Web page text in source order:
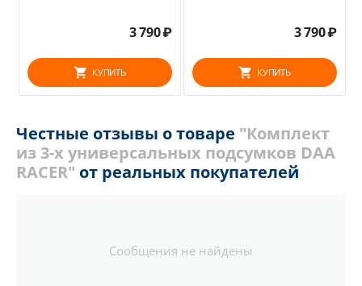
3 790₽
КУПИТЬ
3 790₽
КУПИТЬ
Честные отзывы о товаре "Комплект
из 3-х универсальных подсумков DAA
RACER" от реальных покупателей
Сообщения не найдены